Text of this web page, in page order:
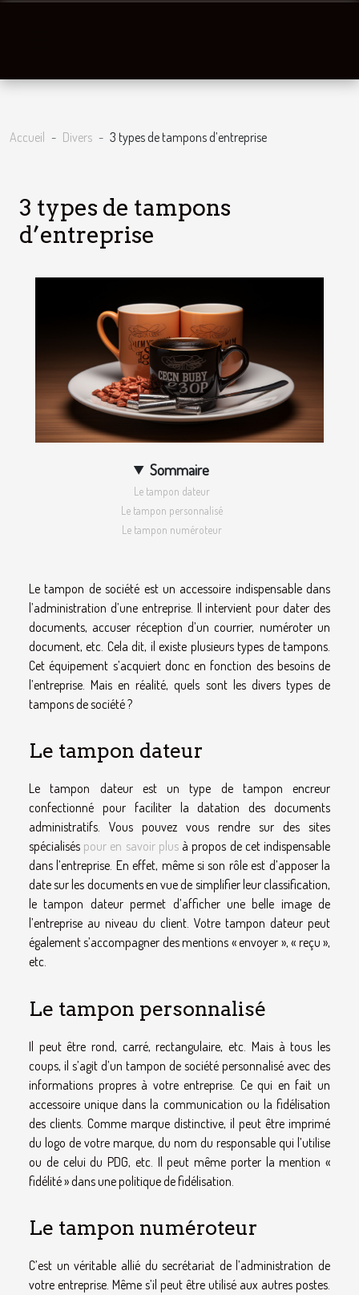
Accueil Divers 3 types de tampons d’entreprise
3 types de tampons
d’entreprise
Sommaire
Le tampon dateur
Le tampon personnalisé
Le tampon numéroteur
Le tampon de société est un accessoire indispensable dans
l’administration d’une entreprise. Il intervient pour dater des
documents, accuser réception d’un courrier, numéroter un
document, etc. Cela dit, il existe plusieurs types de tampons.
Cet équipement s’acquiert donc en fonction des besoins de
l’entreprise. Mais en réalité, quels sont les divers types de
tampons de société ?
Le tampon dateur
Le tampon dateur est un type de tampon encreur
confectionné pour faciliter la datation des documents
administratifs. Vous pouvez vous rendre sur des sites
spécialisés pour en savoir plusà propos de cet indispensable
dans l’entreprise. En effet, même si son rôle est d’apposer la
date sur les documents en vue de simplifier leur classification,
le tampon dateur permet d’afficher une belle image de
l’entreprise au niveau du client. Votre tampon dateur peut
également s’accompagner des mentions « envoyer », « reçu »,
etc.
Le tampon personnalisé
Il peut être rond, carré, rectangulaire, etc. Mais à tous les
coups, il s’agit d’un tampon de société personnalisé avec des
informations propres à votre entreprise. Ce qui en fait un
accessoire unique dans la communication ou la fidélisation
des clients. Comme marque distinctive, il peut être imprimé
du logo de votre marque, du nom du responsable qui l’utilise
ou de celui du PDG, etc. Il peut même porter la mention «
fidélité » dans une politique de fidélisation.
Le tampon numéroteur
C’est un véritable allié du secrétariat de l’administration de
votre entreprise. Même s’il peut être utilisé aux autres postes.